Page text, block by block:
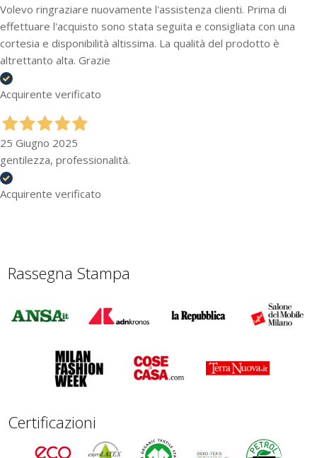
Volevo ringraziare nuovamente l'assistenza clienti. Prima di
effettuare l'acquisto sono stata seguita e consigliata con una
cortesia e disponibilità altissima. La qualità del prodotto è
altrettanto alta. Grazie
Acquirente verificato
25 Giugno 2025
gentilezza, professionalità.
Acquirente verificato
Rassegna Stampa
Certificazioni